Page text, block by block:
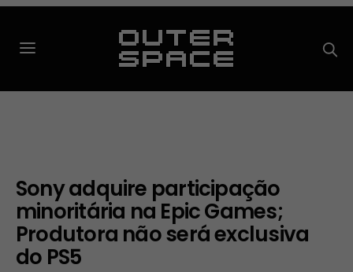
Sony adquire participação
minoritária na Epic Games;
Produtora não será exclusiva
do PS5